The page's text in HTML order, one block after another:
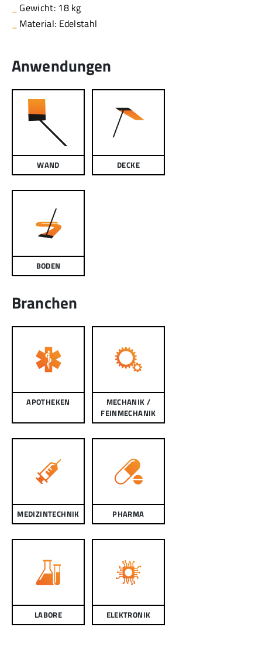
Gewicht: 18 kg
Material: Edelstahl
Anwendungen
WAND DECKE
BODEN
Branchen
APOTHEKEN
MECHANIK /
FEINMECHANIK
MEDIZINTECHNIK PHARMA
LABORE ELEKTRONIK